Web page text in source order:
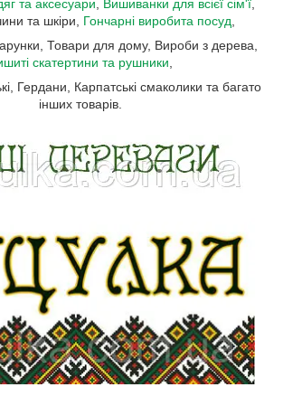
та аксесуари, Вишиванки для всієї сім'ї,
та шкіри, Гончарні виробита посуд,
Товари для дому, Вироби з дерева,
скатертини та рушники,
Гердани, Карпатські смаколики та багато
інших товарів.